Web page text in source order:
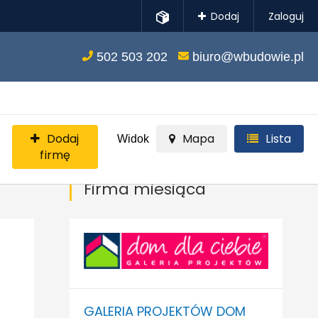
Dodaj Zaloguj
502 503 202 biuro@wbudowie.pl
Dodaj
firmę
Widok Mapa Lista
Firma miesiąca
GALERIA PROJEKTÓW DOM